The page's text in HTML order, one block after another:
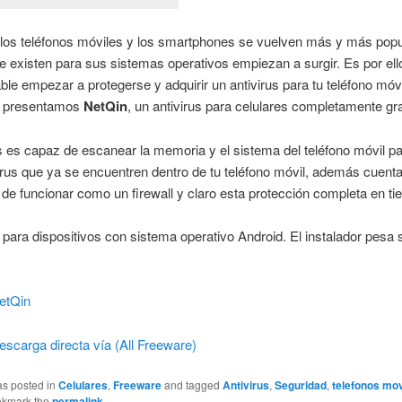
teléfonos móviles y los smartphones se vuelven más y más
existen para sus sistemas operativos empiezan a surgir. Es por
empezar a protegerse y adquirir un antivirus para tu teléfono
NetQin, un antivirus para celulares completamente
es capaz de escanear la memoria y el sistema del teléfono móvil
que ya se encuentren dentro de tu teléfono móvil, además
funcionar como un firewall y claro esta protección completa en
dispositivos con sistema operativo Android. El instalador pesa
directa vía (All Freeware)
posted inCelulares,Freewareand taggedAntivirus,Seguridad,telefonos